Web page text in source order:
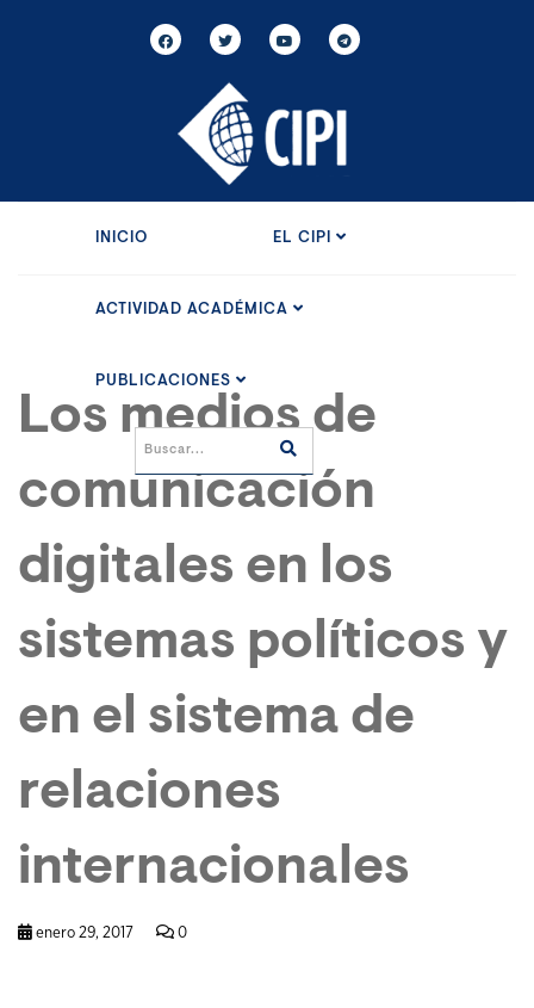
INICIO EL CIPI
ACTIVIDAD ACADÉMICA
PUBLICACIONES
Los medios de
comunicación
digitales en los
sistemas políticos y
en el sistema de
relaciones
internacionales
enero 29, 2017 0